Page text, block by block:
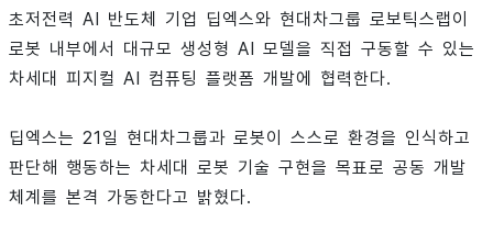
초저전력 AI 반도체 기업 딥엑스와 현대차그룹 로보틱스랩이
로봇 내부에서 대규모 생성형 AI 모델을 직접 구동할 수 있는
차세대 피지컬 AI 컴퓨팅 플랫폼 개발에 협력한다.
딥엑스는 21일 현대차그룹과 로봇이 스스로 환경을 인식하고
판단해 행동하는 차세대 로봇 기술 구현을 목표로 공동 개발
체계를 본격 가동한다고 밝혔다.